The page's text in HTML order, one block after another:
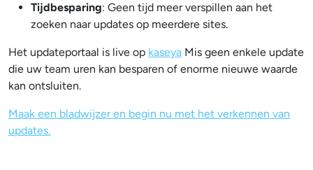
Tijdbesparing: Geen tijd meer verspillen aan het
zoeken naar updates op meerdere sites.
Het updateportaal is live op kaseya Mis geen enkele update
die uw team uren kan besparen of enorme nieuwe waarde
kan ontsluiten.
Maak een bladwijzer en begin nu met het verkennen van
updates.